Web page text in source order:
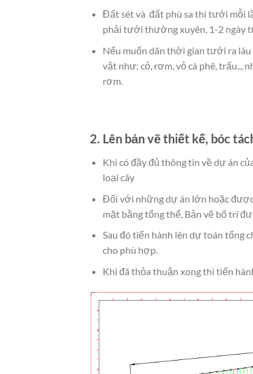
Đất sét và đất phù sa thì tưới mỗi
phải tưới thường xuyên, 1-2 ngày
Nếu muốn dãn thời gian tưới ra lâu
vật như: cỏ, rơm, vỏ cà phê, trấu..,
rơm.
2. Lên bản vẽ thiết kế, bóc
Khi có đầy đủ thông tin về dự án
loại cây
Đối với những dự án lớn hoặc
mặt bằng tổng thể, Bản vẽ bố trí
Sau đó tiến hành lên dự toán tổng
cho phù hợp.
Khi đã thỏa thuận xong thì tiến